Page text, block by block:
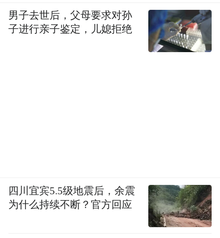
男子去世后，父母要求对孙
子进行亲子鉴定，儿媳拒绝
四川宜宾5.5级地震后，余震
为什么持续不断？官方回应